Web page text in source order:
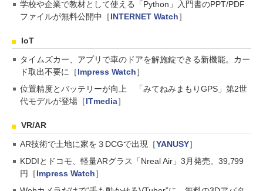
学校や企業で教材として使える「Python」入門書のPPT/PDF
ファイルが無料公開中［INTERNET Watch］
IoT
タイムズカー、アプリで車のドアを解施錠できる新機能。カー
ド取出不要に［Impress Watch］
位置精度とバッテリーが向上 「みてねみまもりGPS」第2世
代モデルが登場［ITmedia］
VR/AR
AR技術で土地に家を３DCGで出現［YANUSY］
KDDIとドコモ、軽量ARグラス「Nreal Air」3月発売。39,799
円［Impress Watch］